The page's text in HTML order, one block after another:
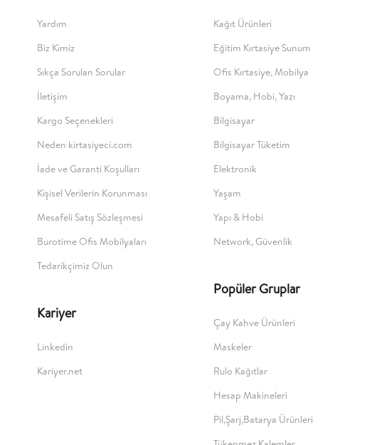
Yardım
Biz Kimiz
Sıkça Sorulan Sorular
İletişim
Kargo Seçenekleri
Neden kirtasiyeci.com
İade ve Garanti Koşulları
Kişisel Verilerin Korunması
Mesafeli Satış Sözleşmesi
Burotime Ofis Mobilyaları
Tedarikçimiz Olun
Kariyer
Linkedin
Kariyer.net
Kağıt Ürünleri
Eğitim Kırtasiye Sunum
Ofis Kırtasiye, Mobilya
Boyama, Hobi, Yazı
Bilgisayar
Bilgisayar Tüketim
Elektronik
Yaşam
Yapı & Hobi
Network, Güvenlik
Popüler Gruplar
Çay Kahve Ürünleri
Maskeler
Rulo Kağıtlar
Hesap Makineleri
Pil,Şarj,Batarya Ürünleri